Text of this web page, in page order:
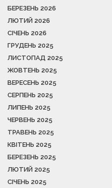
БЕРЕЗЕНЬ 2026
ЛЮТИЙ 2026
СІЧЕНЬ 2026
ГРУДЕНЬ 2025
ЛИСТОПАД 2025
ЖОВТЕНЬ 2025
ВЕРЕСЕНЬ 2025
СЕРПЕНЬ 2025
ЛИПЕНЬ 2025
ЧЕРВЕНЬ 2025
ТРАВЕНЬ 2025
КВІТЕНЬ 2025
БЕРЕЗЕНЬ 2025
ЛЮТИЙ 2025
СІЧЕНЬ 2025